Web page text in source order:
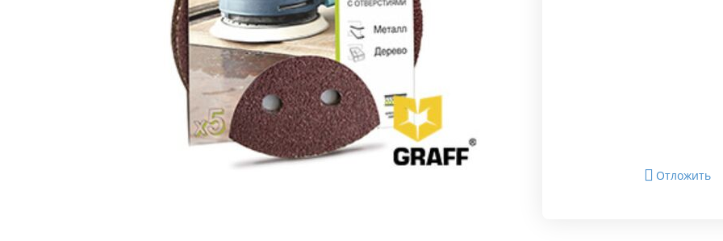
Отложить